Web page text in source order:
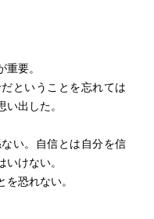
要。
ということを忘れては
出した。
い。自信とは自分を信
けない。
恐れない。